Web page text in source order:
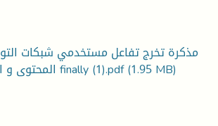
مذكرة تخرج تفاعل مستخدمي شبكات
المحتوى و المضامين السياحية finally (1).pdf(1.95 MB)